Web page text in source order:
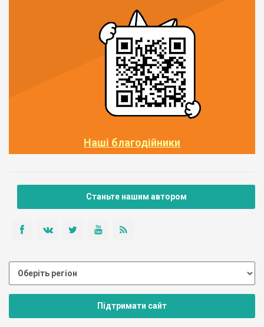
Наші благодійники
Станьте нашим автором
Підтримати сайт